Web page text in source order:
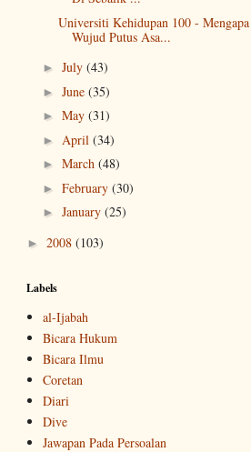
Universiti Kehidupan 100 - Mengapa
Wujud Putus Asa...
► July (43)
► June (35)
► May (31)
► April (34)
► March (48)
► February (30)
► January (25)
► 2008 (103)
Labels
al-Ijabah
Bicara Hukum
Bicara Ilmu
Coretan
Diari
Dive
Jawapan Pada Persoalan